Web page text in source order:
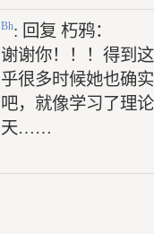
Bh: 回复 朽鸦：
谢谢你！！！得到
乎很多时候她也确
吧，就像学习了理
天……